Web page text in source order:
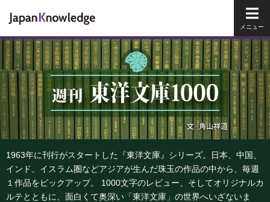
1963年に刊行がスタートした『東洋文庫』シリーズ。日本、中国、
インド、イスラム圏などアジアが生んだ珠玉の作品の中から、毎週
１作品をピックアップ。 1000文字のレビュー、そしてオリジナルカ
ルテとともに、面白くて奥深い「東洋文庫」の世界へいざないま